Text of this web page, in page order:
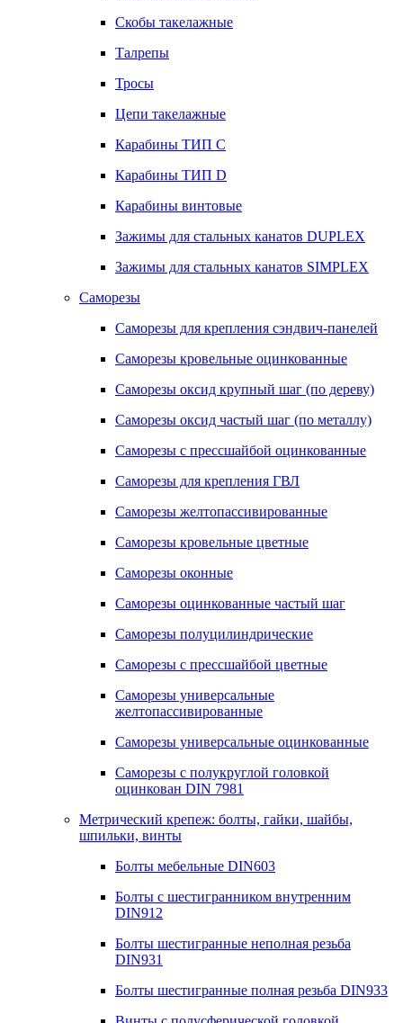
Скобы такелажные
Талрепы
Тросы
Цепи такелажные
Карабины ТИП C
Карабины ТИП D
Карабины винтовые
Зажимы для стальных канатов DUPLEX
Зажимы для стальных канатов SIMPLEX
Саморезы
Саморезы для крепления сэндвич-панелей
Саморезы кровельные оцинкованные
Саморезы оксид крупный шаг (по дереву)
Саморезы оксид частый шаг (по металлу)
Саморезы с прессшайбой оцинкованные
Саморезы для крепления ГВЛ
Саморезы желтопассивированные
Саморезы кровельные цветные
Саморезы оконные
Саморезы оцинкованные частый шаг
Саморезы полуцилиндрические
Саморезы с прессшайбой цветные
Саморезы универсальные
желтопассивированные
Саморезы универсальные оцинкованные
Саморезы с полукруглой головкой
оцинкован DIN 7981
Метрический крепеж: болты, гайки, шайбы,
шпильки, винты
Болты мебельные DIN603
Болты с шестигранником внутренним
DIN912
Болты шестигранные неполная резьба
DIN931
Болты шестигранные полная резьба DIN933